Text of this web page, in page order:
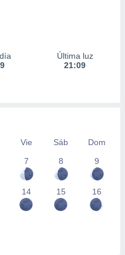
Última luz
21:09
Vie Sáb
Dom
7 8 9
14 15 16